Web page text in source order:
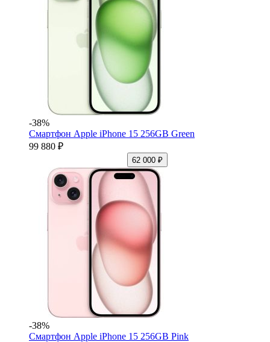
-38%
Смартфон Apple iPhone 15 256GB Green
99 880 ₽
62 000 ₽
-38%
Смартфон Apple iPhone 15 256GB Pink